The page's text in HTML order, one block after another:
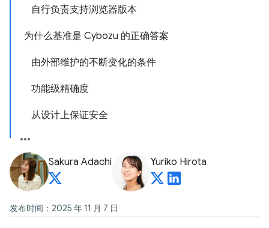
自行负责支持浏览器版本
为什么基准是 Cybozu 的正确答案
由外部维护的不断变化的条件
功能级精确度
从设计上保证安全
Sakura Adachi Yuriko Hirota
发布时间：2025 年 11 月 7 日